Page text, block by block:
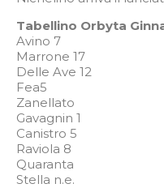
Tabellino Orbyta
Avino 7
Marrone 17
Delle Ave 12
Fea5
Zanellato
Gavagnin 1
Canistro 5
Raviola 8
Quaranta
Stella n.e.